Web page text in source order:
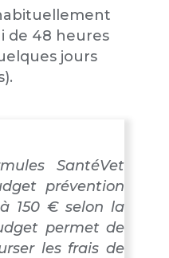
de 48 heures
jours
SantéVet
prévention
150 € selon la
permet de
les frais de